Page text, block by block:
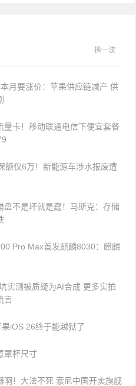
换一波
月要涨价：苹果供应链减产 供
量卡！移动联通电信下便宜套餐
额仅6万！新能源车涉水报废遭
盘不是坏就是蠢！马斯克：存储
Pro Max首发麒麟8030：麒麟
实测被质疑为AI合成 更多实拍
言
iOS 26终于能越狱了
罩杯尺寸
啊！大法不死 索尼中国开卖旗舰